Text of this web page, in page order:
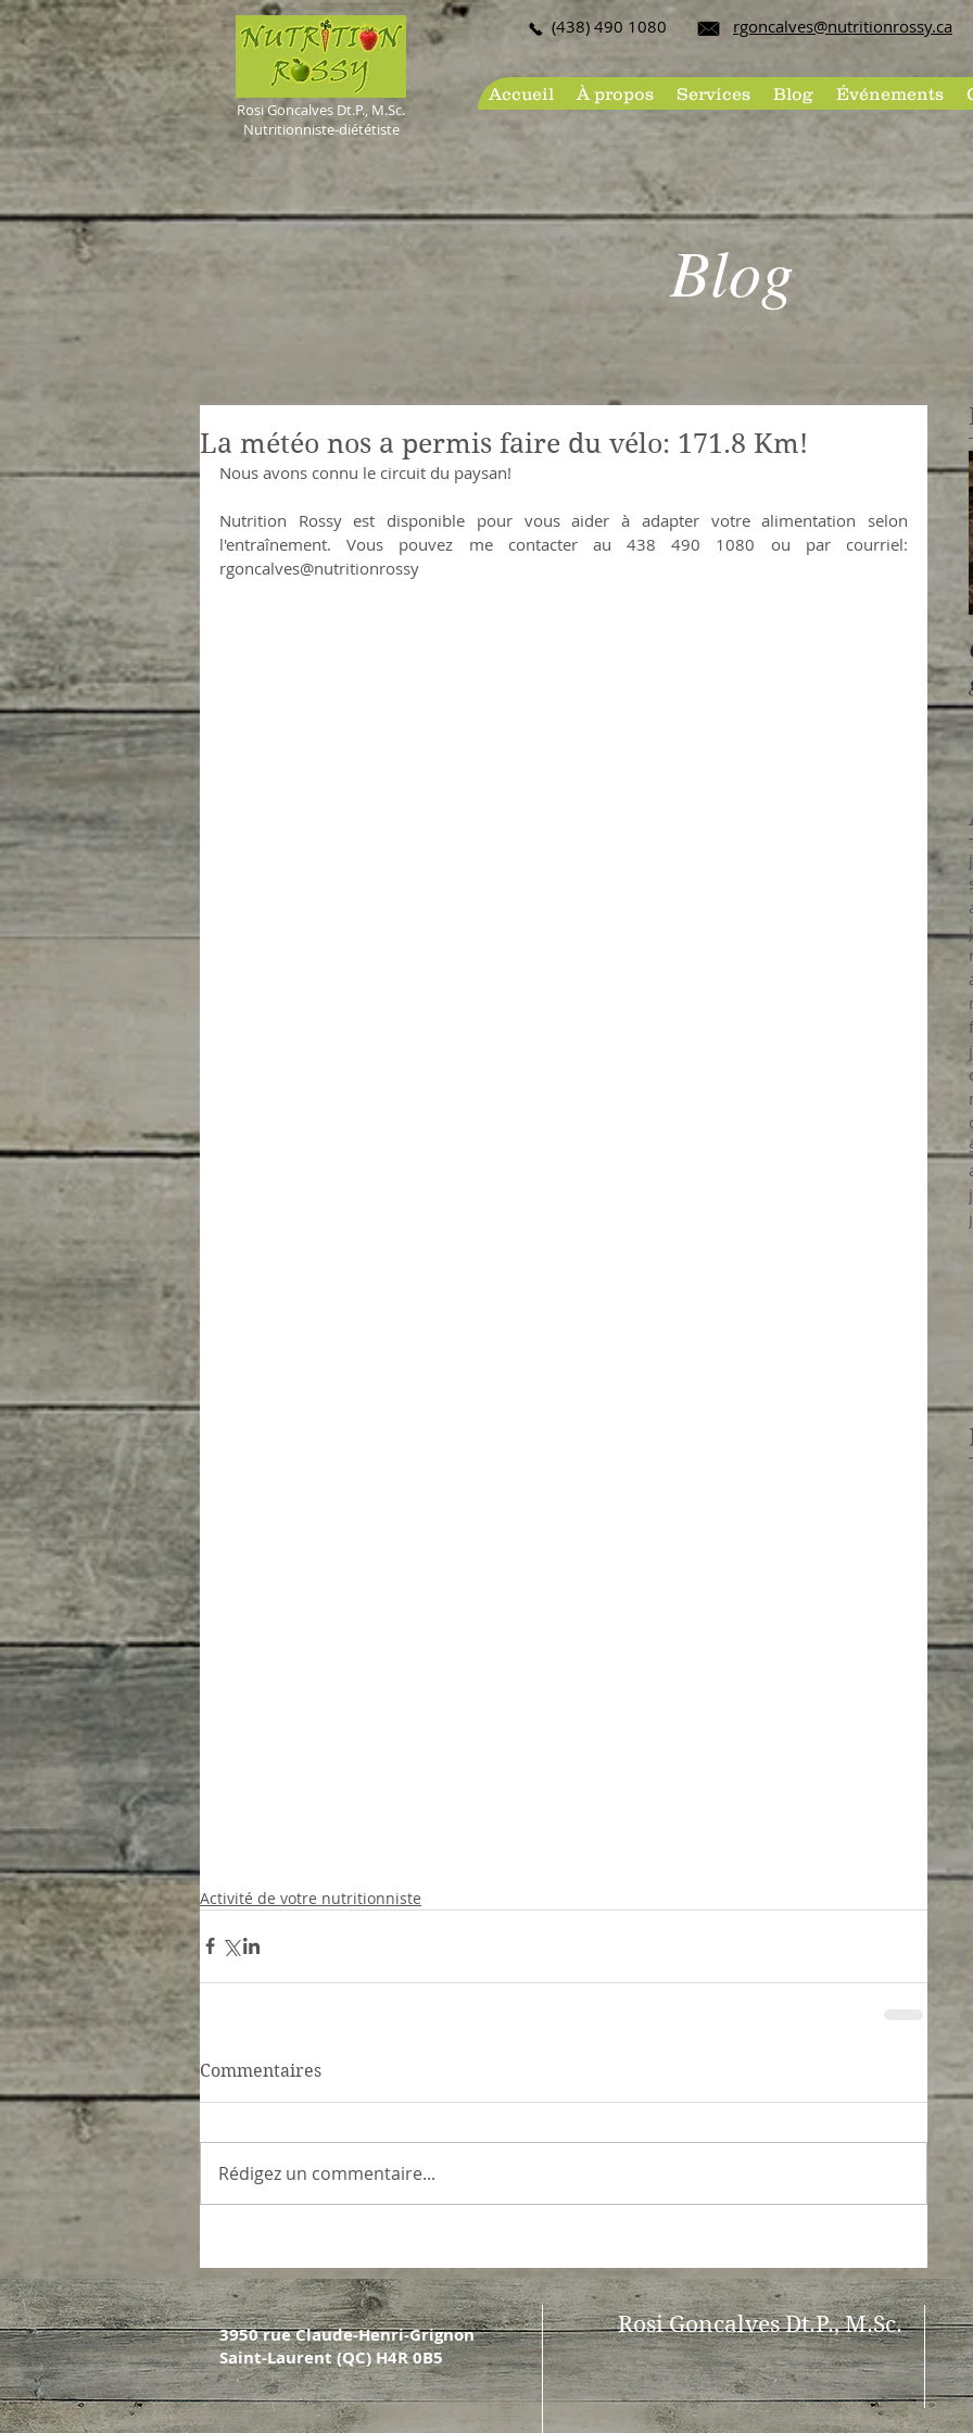
Rosi Goncalves Dt.P., M.Sc.
Nutritionniste-diététiste
(438) 490 108​0 rgoncalves@nutritionrossy.ca
Accueil À propos Services Blog Événements
Blog
La météo nos a permis faire du vélo: 171.8 Km!
Nous avons connu le circuit du paysan!
Nutrition Rossy est disponible pour vous aider à adapter votre alimentation selon
l'entraînement. Vous pouvez me contacter au 438 490 1080 ou par courriel:
rgoncalves@nutritionrossy
Activité de votre nutritionniste
Commentaires
Rédigez un commentaire...
3950 rue Claude-Henri-Grignon
Saint-Laurent (QC) H4R 0B5
Rosi GoncalvesDt.P.,M.Sc.